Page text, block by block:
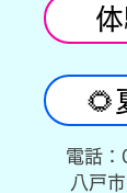
🌻
電話
八戸